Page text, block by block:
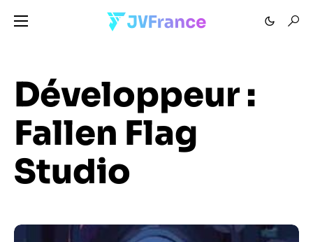
Développeur :
Fallen Flag
Studio